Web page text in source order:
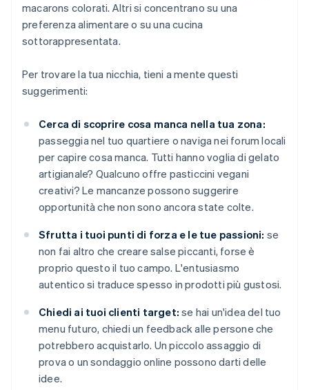
macarons colorati. Altri si concentrano su una
preferenza alimentare o su una cucina
sottorappresentata.
Per trovare la tua nicchia, tieni a mente questi
suggerimenti:
Cerca di scoprire cosa manca nella tua zona:
passeggia nel tuo quartiere o naviga nei forum locali
per capire cosa manca. Tutti hanno voglia di gelato
artigianale? Qualcuno offre pasticcini vegani
creativi? Le mancanze possono suggerire
opportunità che non sono ancora state colte.
Sfrutta i tuoi punti di forza e le tue passioni: se
non fai altro che creare salse piccanti, forse è
proprio questo il tuo campo. L'entusiasmo
autentico si traduce spesso in prodotti più gustosi.
Chiedi ai tuoi clienti target: se hai un'idea del tuo
menu futuro, chiedi un feedback alle persone che
potrebbero acquistarlo. Un piccolo assaggio di
prova o un sondaggio online possono darti delle
idee.